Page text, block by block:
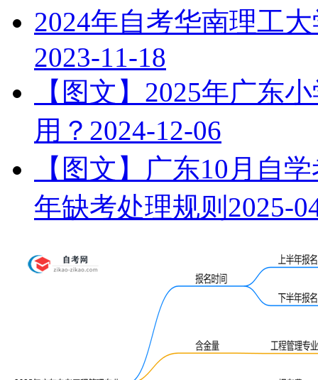
2024年自考华南理工
2023-11-18
【图文】2025年广东
用？ 2024-12-06
【图文】广东10月自
年缺考处理规则 2025-